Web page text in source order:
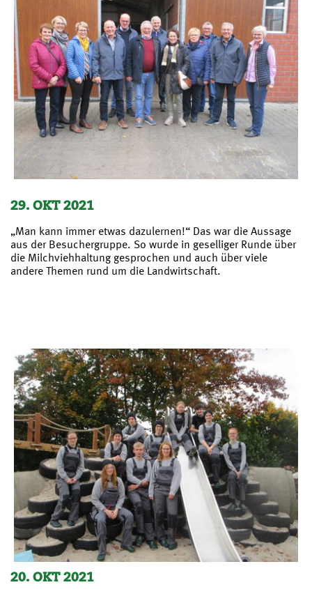
29. OKT 2021
„Man kann immer etwas dazulernen!“ Das war die Aussage
aus der Besuchergruppe. So wurde in geselliger Runde über
die Milchviehhaltung gesprochen und auch über viele
andere Themen rund um die Landwirtschaft.
20. OKT 2021